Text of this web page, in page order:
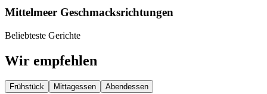
Mittelmeer Geschmacksrichtungen
Beliebteste Gerichte
Wir empfehlen
Frühstück Mittagessen Abendessen